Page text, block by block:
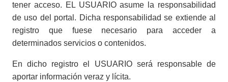
tener acceso. EL USUARIO asume la responsabilidad
de uso del portal. Dicha responsabilidad se extiende al
registro que fuese necesario para acceder a
determinados servicios o contenidos.
En dicho registro el USUARIO será responsable de
aportar información veraz y lícita.